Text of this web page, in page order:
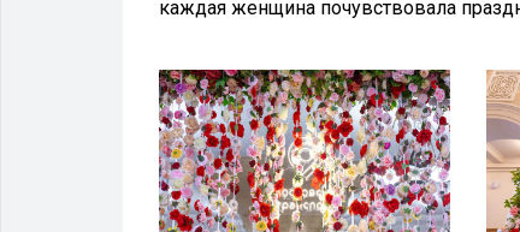
каждая женщина почувствовала